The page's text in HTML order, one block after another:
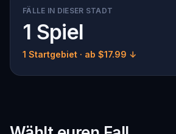
FÄLLE IN DIESER STADT
1 Spiel
1 Startgebiet · ab $17.99 ↓